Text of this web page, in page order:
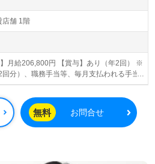
店舗 1階
月給206,800円 【賞与】あり（年2回） ※
分）、職務手当等、毎月支払われる手当
円/月 ■職務手当…5,000円/月 ■日祝手当…
手当支給（超過1分～）
無料 お問合せ